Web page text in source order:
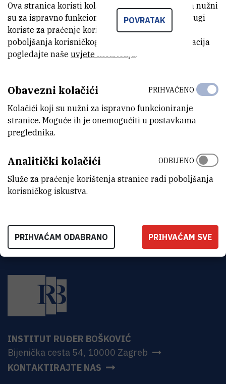
BornaKezele
Viši stručni savjetnik u administraciji
+385 99 485 7622
ORGANIZACIJSKA JEDINICA
ADRESA
Institut Ruđer Bošković
Bijenička 54
HR-10000 Zagreb
INSTITUT RUĐER BOŠKOVIĆ
Bijenička cesta 54, 10000 Zagreb
KONTAKTIRAJTE NAS
POVRATAK
Ova stranica koristi kolačiće. Neki od tih kolačića nužni
su za ispravno funkcioniranje stranice, dok se drugi
koriste za praćenje korištenja stranice radi
poboljšanja korisničkog iskustva. Za više informacija
pogledajte naše uvjete korištenja.
Obavezni kolačići
Kolačići koji su nužni za ispravno funkcioniranje
stranice. Moguće ih je onemogućiti u postavkama
preglednika.
PRIHVAĆENO
Analitički kolačići
Služe za praćenje korištenja stranice radi poboljšanja
korisničkog iskustva.
ODBIJENO
PRIHVAĆAM ODABRANO PRIHVAĆAM SVE